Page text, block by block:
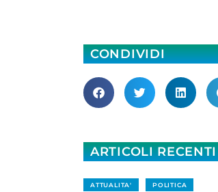
CONDIVIDI
ARTICOLI RECENTI
ATTUALITA' POLITICA